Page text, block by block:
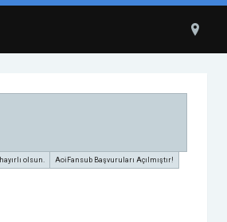
olsun. AoiFansub Başvuruları Açılmıştır!